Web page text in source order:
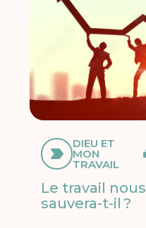
DIEU ET
MON
TRAVAIL
Le travail nous
sauvera-t-il ?